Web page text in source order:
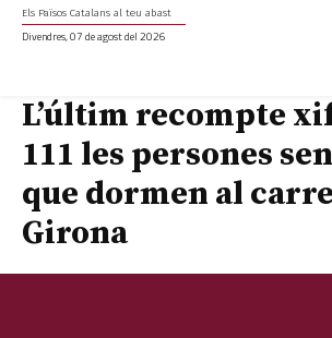
Els Països Catalans al teu abast
Divendres, 07 de agost del 2026
L’últim recompte
111 les persones
que dormen al
Girona